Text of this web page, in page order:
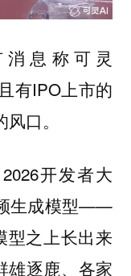
息称可灵
有IPO上市的
口。
开发者大
生成模型——
型之上长出来
雄逐鹿、各家